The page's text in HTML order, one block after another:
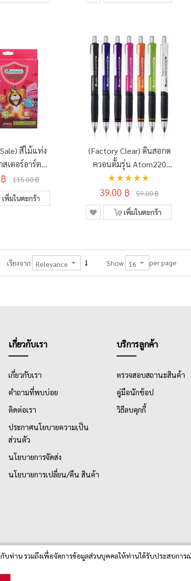
ท่าน รวมถึงเพื่อจัดการข้อมูลส่วนบุคคลให้ท่านได้รับประสบการ
สีไม้แท่ง
เตอร์อาร์ตรุ่น
115.00 ฿
เพิ่มในตะกร้า
(Factory Clear) ดินสอกด
ควอนตั้มรุ่น Atom220
คละสี 1ด้าม
อันดับ:
100%
39.00 ฿ 59.00 ฿
เพิ่มในตะกร้า
เรียงจาก Show per page
เกี่ยวกับเรา
เกี่ยวกับเรา
คำถามที่พบบ่อย
ติดต่อเรา
ประกาศนโยบายความเป็น
ส่วนตัว
นโยบายการจัดส่ง
นโยบายการเปลี่ยน/คืน สินค้า
บริการลูกค้า
ตรวจสอบสถานะสินค้า
คู่มือนักช้อป
วิธีลบคุกกี้